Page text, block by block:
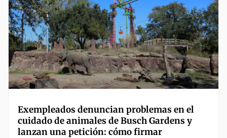
Exempleados denuncian problemas en el
cuidado de animales de Busch Gardens y
lanzan una petición: cómo firmar